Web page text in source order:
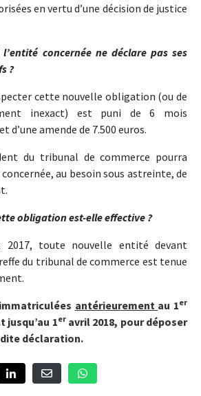
en vertu d’une décision de justice
concernée ne déclare pas ses
?
cette nouvelle obligation (ou de
inexact) est puni de 6 mois
d’une amende de 7.500 euros.
du tribunal de commerce pourra
au besoin sous astreinte, de
obligation est-elle effective ?
toute nouvelle entité devant
du tribunal de commerce est tenue
antérieurement au 1er
jusqu’au 1eravril 2018, pour déposer
déclaration.